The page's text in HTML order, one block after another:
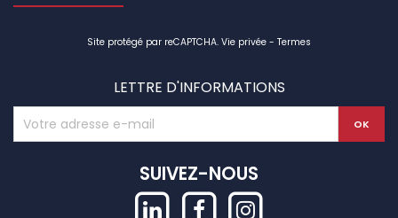
Site protégé par reCAPTCHA. Vie privée - Termes
LETTRE D'INFORMATIONS
SUIVEZ-NOUS